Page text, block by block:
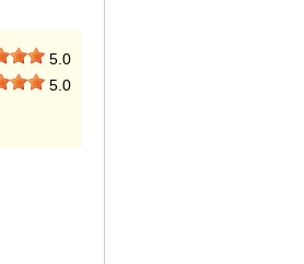
5.0
5.0